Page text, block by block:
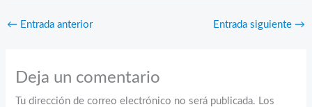
← Entrada anterior Entrada siguiente →
Deja un comentario
Tu dirección de correo electrónico no será publicada. Los